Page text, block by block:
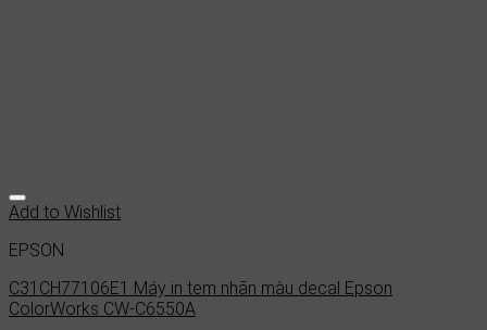
Add to Wishlist
EPSON
C31CH77106E1 Máy in tem nhãn màu decal Epson
ColorWorks CW-C6550A